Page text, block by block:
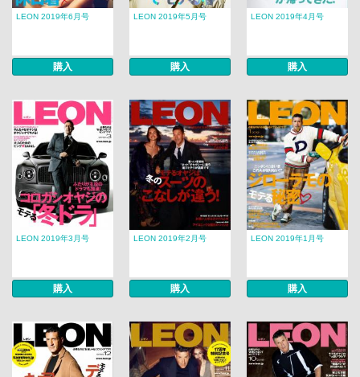
LEON 2019年6月号
購入
LEON 2019年5月号
購入
LEON 2019年4月号
購入
LEON 2019年3月号
購入
LEON 2019年2月号
購入
LEON 2019年1月号
購入